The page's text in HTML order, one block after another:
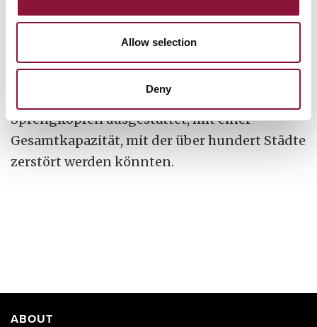
Allow selection
Deny
Hiroshima-Bombe ist.
Dutzend oder mehr ballistische Raketen
tragen, jede mit mehreren nuklearen
Sprengköpfen ausgestattet, mit einer
Gesamtkapazität, mit der über hundert Städte
zerstört werden könnten.
ABOUT